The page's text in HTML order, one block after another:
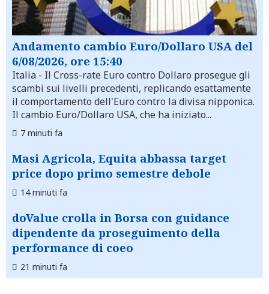
Andamento cambio Euro/Dollaro USA del
6/08/2026, ore 15:40
Italia - Il Cross-rate Euro contro Dollaro prosegue gli
scambi sui livelli precedenti, replicando esattamente
il comportamento dell'Euro contro la divisa nipponica.
Il cambio Euro/Dollaro USA, che ha iniziato...
7 minuti fa
Masi Agricola, Equita abbassa target
price dopo primo semestre debole
14 minuti fa
doValue crolla in Borsa con guidance
dipendente da proseguimento della
performance di coeo
21 minuti fa